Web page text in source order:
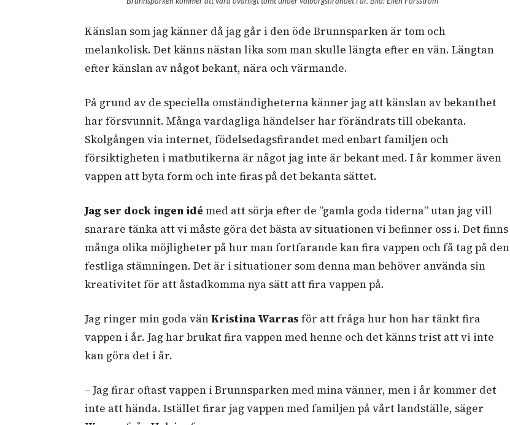
Känslan som jag känner då jag går i den öde Brunnsparken är tom och
melankolisk. Det känns nästan lika som man skulle längta efter en vän. Längtan
efter känslan av något bekant, nära och värmande.
På grund av de speciella omständigheterna känner jag att känslan av bekanthet
har försvunnit. Många vardagliga händelser har förändrats till obekanta.
Skolgången via internet, födelsedagsfirandet med enbart familjen och
försiktigheten i matbutikerna är något jag inte är bekant med. I år kommer även
vappen att byta form och inte firas på det bekanta sättet.
Jag ser dock ingen idé med att sörja efter de ”gamla goda tiderna” utan jag vill
snarare tänka att vi måste göra det bästa av situationen vi befinner oss i. Det finns
många olika möjligheter på hur man fortfarande kan fira vappen och få tag på den
festliga stämningen. Det är i situationer som denna man behöver använda sin
kreativitet för att åstadkomma nya sätt att fira vappen på.
Jag ringer min goda vänKristina Warras för att fråga hur hon har tänkt fira
vappen i år. Jag har brukat fira vappen med henne och det känns trist att vi inte
kan göra det i år.
– Jag firar oftast vappen i Brunnsparken med mina vänner, men i år kommer det
inte att hända. Istället firar jag vappen med familjen på vårt landställe, säger